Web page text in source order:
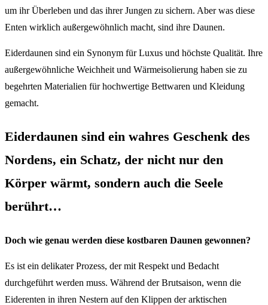
um ihr Überleben und das ihrer Jungen zu sichern. Aber was diese
Enten wirklich außergewöhnlich macht, sind ihre Daunen.
Eiderdaunen sind ein Synonym für Luxus und höchste Qualität. Ihre
außergewöhnliche Weichheit und Wärmeisolierung haben sie zu
begehrten Materialien für hochwertige Bettwaren und Kleidung
gemacht.
Eiderdaunen sind ein wahres Geschenk des
Nordens, ein Schatz, der nicht nur den
Körper wärmt, sondern auch die Seele
berührt…
Doch wie genau werden diese kostbaren Daunen gewonnen?
Es ist ein delikater Prozess, der mit Respekt und Bedacht
durchgeführt werden muss. Während der Brutsaison, wenn die
Eiderenten in ihren Nestern auf den Klippen der arktischen